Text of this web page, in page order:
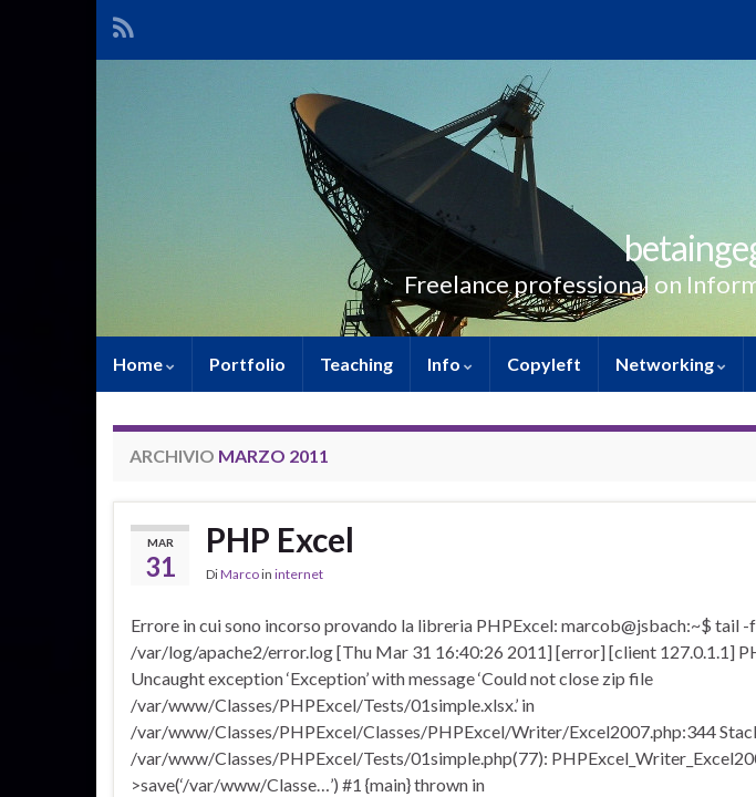
Freelance professional on
Home Portfolio Teaching Info Copyleft Networking
ARCHIVIO MARZO 2011
MAR
31
PHP Excel
DiMarcoin internet
Errore in cui sono incorso provando la libreria PHPExcel: marcob@jsbach:~$ tail -f
/var/log/apache2/error.log [Thu Mar 31 16:40:26 2011] [error] [client 127.0.1.1]
Uncaught exception ‘Exception’ with message ‘Could not close zip file
/var/www/Classes/PHPExcel/Tests/01simple.xlsx.’ in
/var/www/Classes/PHPExcel/Classes/PHPExcel/Writer/Excel2007.php:344
/var/www/Classes/PHPExcel/Tests/01simple.php(77):
>save(‘/var/www/Classe…’) #1 {main} thrown in